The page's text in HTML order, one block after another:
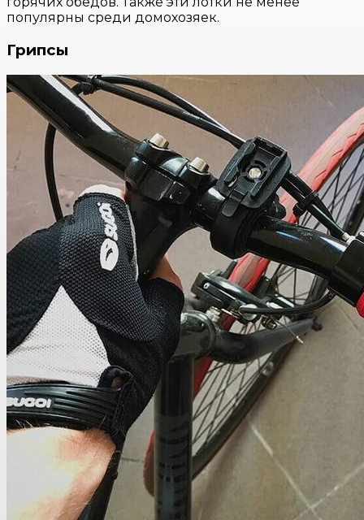
популярны среди домохозяек.
Грипсы